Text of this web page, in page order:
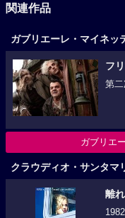
関連作品
ガブリエーレ・マイネッ
フ
第
ガブリエ
クラウディオ・サンタマ
離